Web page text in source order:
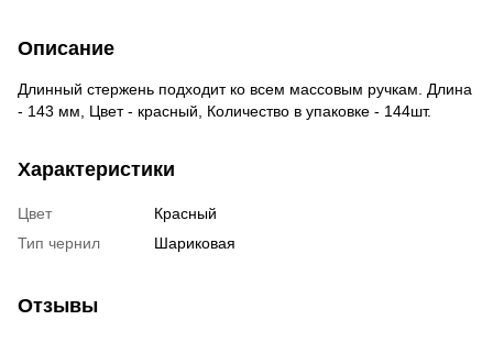
Описание
Длинный стержень подходит ко всем массовым ручкам. Длина
- 143 мм, Цвет - красный, Количество в упаковке - 144шт.
Характеристики
Цвет
Красный
Тип чернил
Шариковая
Отзывы